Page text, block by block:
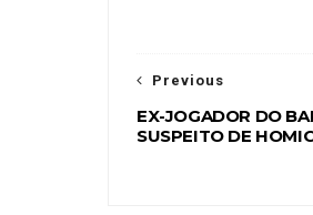
Previous
EX-JOGADOR DO
SUSPEITO DE